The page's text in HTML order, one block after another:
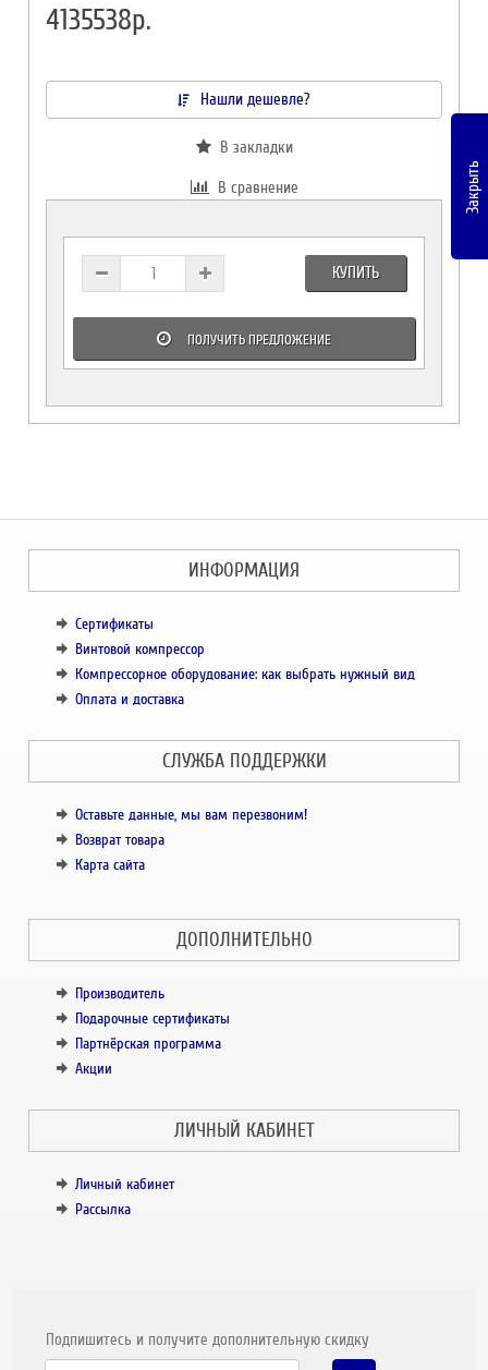
4135538р.
Нашли дешевле?
В закладки
В сравнение
КУПИТЬ
ПОЛУЧИТЬ ПРЕДЛОЖЕНИЕ
ИНФОРМАЦИЯ
Сертификаты
Винтовой компрессор
Компрессорное оборудование: как выбрать нужный вид
Оплата и доставка
СЛУЖБА ПОДДЕРЖКИ
Оставьте данные, мы вам перезвоним!
Возврат товара
Карта сайта
ДОПОЛНИТЕЛЬНО
Производитель
Подарочные сертификаты
Партнёрская программа
Акции
ЛИЧНЫЙ КАБИНЕТ
Личный кабинет
Рассылка
Подпишитесь и получите дополнительную скидку
Закрыть